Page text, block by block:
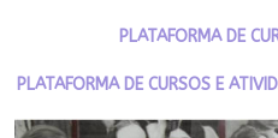
PLATAFORMA DE
PLATAFORMA DE CURSOS E